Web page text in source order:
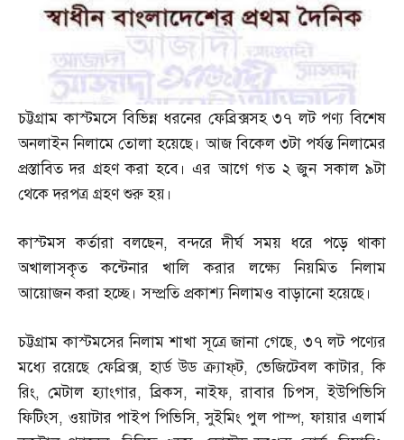
চট্টগ্রাম কাস্টমসে বিভিন্ন ধরনের ফেব্রিক্সসহ ৩৭ লট পণ্য বিশেষ
অনলাইন নিলামে তোলা হয়েছে। আজ বিকেল ৩টা পর্যন্ত নিলামের
প্রস্তাবিত দর গ্রহণ করা হবে। এর আগে গত ২ জুন সকাল ৯টা
থেকে দরপত্র গ্রহণ শুরু হয়।
কাস্টমস কর্তারা বলছেন,বন্দরে দীর্ঘ সময় ধরে পড়ে থাকা
অখালাসকৃত কন্টেনার খালি করার লক্ষ্যে নিয়মিত নিলাম
আয়োজন করা হচ্ছে। সম্প্রতি প্রকাশ্য নিলামও বাড়ানো হয়েছে।
চট্টগ্রাম কাস্টমসের নিলাম শাখা সূত্রে জানা গেছে, ৩৭ লট পণ্যের
মধ্যে রয়েছে ফেব্রিক্স,হার্ড উড ক্র্যাফ্‌ট, ভেজিটেবল কাটার,কি
রিং, মেটাল হ্যাংগার,ব্রিকস,নাইফ,রাবার চিপস,ইউপিভিসি
ফিটিংস, ওয়াটার পাইপ পিভিসি,সুইমিং পুল পাম্প,ফায়ার এলার্ম